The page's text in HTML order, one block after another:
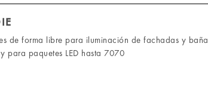
de forma libre para iluminación de fachadas y
para paquetes LED hasta 7070